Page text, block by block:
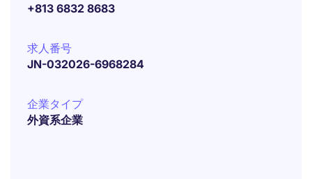
+813 6832 8683
求人番号
JN-032026-6968284
企業タイプ
外資系企業